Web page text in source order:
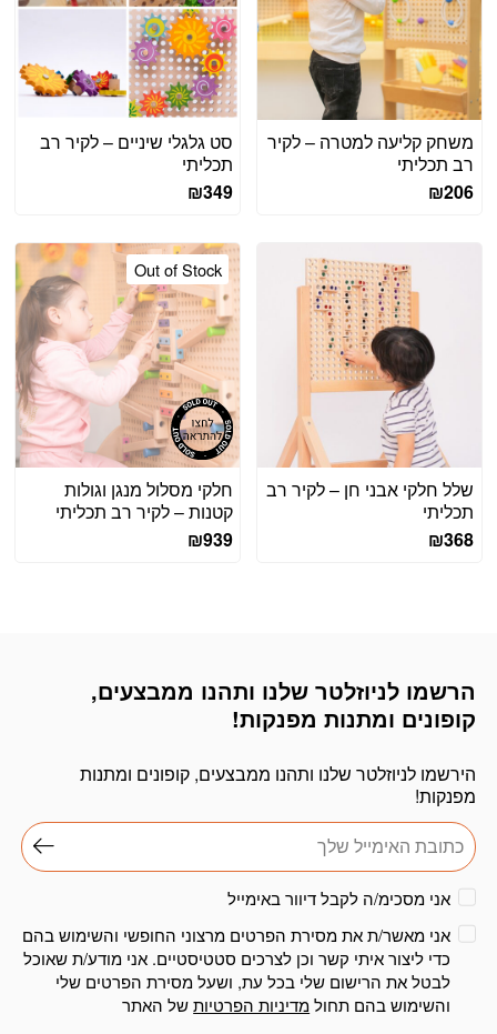
משחק קליעה למטרה – לקיר
רב תכליתי
₪206
סט גלגלי שיניים – לקיר רב
תכליתי
₪349
שלל חלקי אבני חן – לקיר רב
תכליתי
₪368
Out of Stock
חלקי מסלול מנגן וגולות
קטנות – לקיר רב תכליתי
₪939
הרשמו לניוזלטר שלנו ותהנו ממבצעים,
קופונים ומתנות מפנקות!
הירשמו לניוזלטר שלנו ותהנו ממבצעים, קופונים ומתנות
מפנקות!
דוא׳׳ל
אני מסכימ/ה לקבל דיוור באימייל
אני מאשר/ת את מסירת הפרטים מרצוני החופשי והשימוש בהם
כדי ליצור איתי קשר וכן לצרכים סטטיסטיים. אני מודע/ת שאוכל
לבטל את הרישום שלי בכל עת, ושעל מסירת הפרטים שלי
והשימוש בהם תחולמדיניות הפרטיותשל האתר